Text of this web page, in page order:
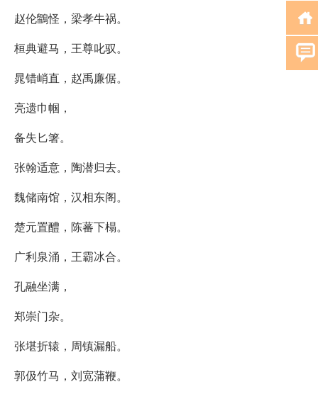
赵伦鶹怪，梁孝牛祸。
桓典避马，王尊叱驭。
晁错峭直，赵禹廉倨。
亮遗巾帼，
备失匕箸。
张翰适意，陶潜归去。
魏储南馆，汉相东阁。
楚元置醴，陈蕃下榻。
广利泉涌，王霸冰合。
孔融坐满，
郑崇门杂。
张堪折辕，周镇漏船。
郭伋竹马，刘宽蒲鞭。